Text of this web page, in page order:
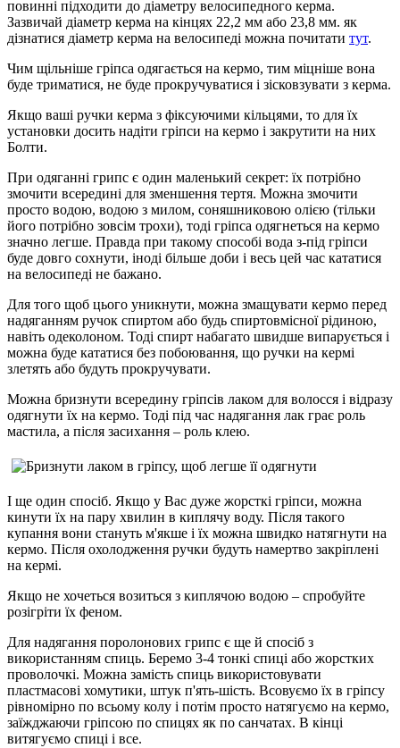
повинні підходити до діаметру велосипедного керма.
Зазвичай діаметр керма на кінцях 22,2 мм або 23,8 мм. як
дізнатися діаметр керма на велосипеді можна почитати тут.
Чим щільніше гріпса одягається на кермо, тим міцніше вона
буде триматися, не буде прокручуватися і зісковзувати з керма.
Якщо ваші ручки керма з фіксуючими кільцями, то для їх
установки досить надіти гріпси на кермо і закрутити на них
Болти.
При одяганні грипс є один маленький секрет: їх потрібно
змочити всередині для зменшення тертя. Можна змочити
просто водою, водою з милом, соняшниковою олією (тільки
його потрібно зовсім трохи), тоді гріпса одягнеться на кермо
значно легше. Правда при такому способі вода з-під гріпси
буде довго сохнути, іноді більше доби і весь цей час кататися
на велосипеді не бажано.
Для того щоб цього уникнути, можна змащувати кермо перед
надяганням ручок спиртом або будь спиртовмісної рідиною,
навіть одеколоном. Тоді спирт набагато швидше випарується і
можна буде кататися без побоювання, що ручки на кермі
злетять або будуть прокручувати.
Можна бризнути всередину гріпсів лаком для волосся і відразу
одягнути їх на кермо. Тоді під час надягання лак грає роль
мастила, а після засихання – роль клею.
І ще один спосіб. Якщо у Вас дуже жорсткі гріпси, можна
кинути їх на пару хвилин в киплячу воду. Після такого
купання вони стануть м'якше і їх можна швидко натягнути на
кермо. Після охолодження ручки будуть намертво закріплені
на кермі.
Якщо не хочеться возиться з киплячою водою – спробуйте
розігріти їх феном.
Для надягання поролонових грипс є ще й спосіб з
використанням спиць. Беремо 3-4 тонкі спиці або жорстких
проволочкі. Можна замість спиць використовувати
пластмасові хомутики, штук п'ять-шість. Всовуємо їх в гріпсу
рівномірно по всьому колу і потім просто натягуємо на кермо,
заїжджаючи гріпсою по спицях як по санчатах. В кінці
витягуємо спиці і все.